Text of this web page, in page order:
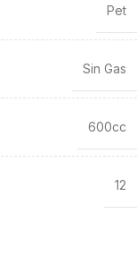
Pet
Sin Gas
600cc
12